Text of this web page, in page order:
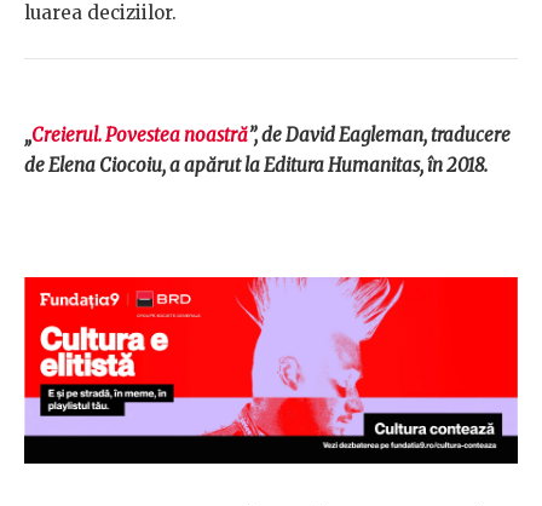
luarea deciziilor.
„Creierul. Povestea noastră”, de David Eagleman, traducere
de Elena Ciocoiu, a apărut la Editura Humanitas, în 2018.